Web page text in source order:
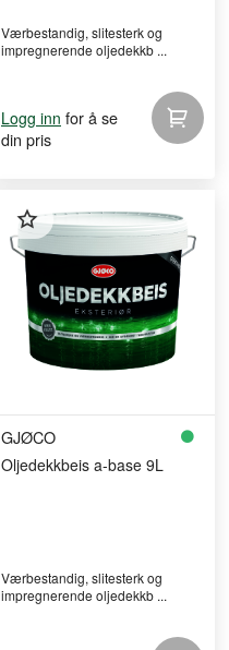
Værbestandig, slitesterk og
impregnerende oljedekkb ...
Logg inn for å se
din pris
GJØCO
Oljedekkbeis a-base 9L
Værbestandig, slitesterk og
impregnerende oljedekkb ...